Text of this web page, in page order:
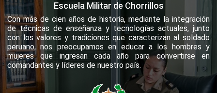
Escuela Militar de Chorrillos
Con más de cien años de historia, mediante la integración
de técnicas de enseñanza y tecnologías actuales, junto
con los valores y tradiciones que caracterizan al soldado
peruano, nos preocupamos en educar a los hombres y
mujeres que ingresan cada año para convertirse en
comandantes y líderes de nuestro país.